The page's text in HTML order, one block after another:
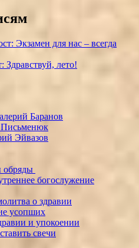
Экзамен для нас – всегда
Здравствуй, лето!
Баранов
Эйвазов
обряды
богослужение
о здравии
усопших
и упокоении
свечи